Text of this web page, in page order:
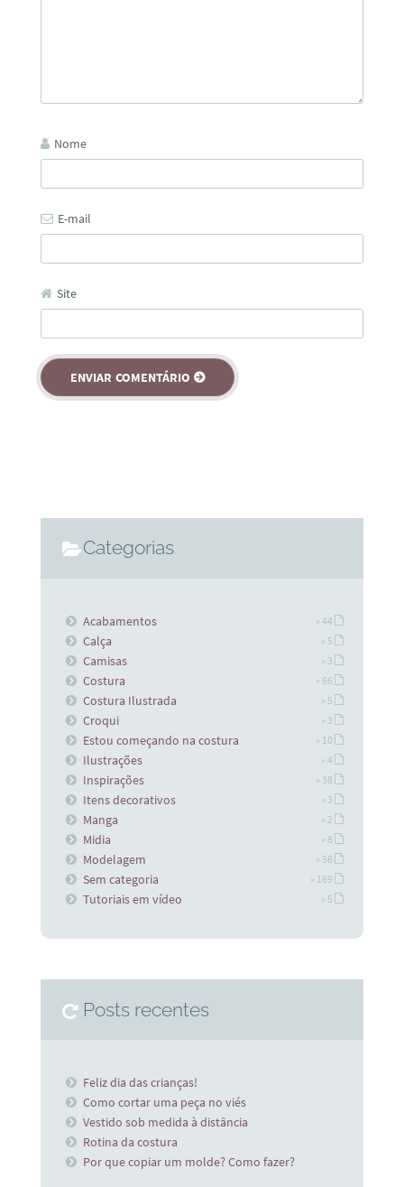
Nome
E-mail
Site
Categorias
Acabamentos » 44
Calça » 5
Camisas » 3
Costura » 66
Costura Ilustrada » 5
Croqui » 3
Estou começando na costura » 10
Ilustrações » 4
Inspirações » 38
Itens decorativos » 3
Manga » 2
Midia » 8
Modelagem » 56
Sem categoria » 169
Tutoriais em vídeo » 5
Posts recentes
Feliz dia das crianças!
Como cortar uma peça no viés
Vestido sob medida à distância
Rotina da costura
Por que copiar um molde? Como fazer?